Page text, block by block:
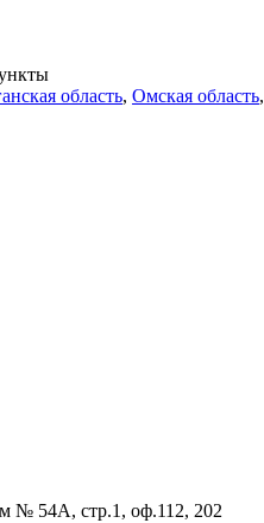
область, Омская область,
№ 54А, стр.1, оф.112, 202